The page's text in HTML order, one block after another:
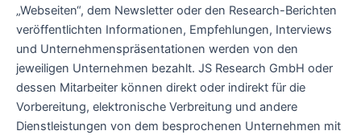
„Webseiten“, dem Newsletter oder den Research-Berichten
veröffentlichten Informationen, Empfehlungen, Interviews
und Unternehmenspräsentationen werden von den
jeweiligen Unternehmen bezahlt. JS Research GmbH oder
dessen Mitarbeiter können direkt oder indirekt für die
Vorbereitung, elektronische Verbreitung und andere
Dienstleistungen von dem besprochenen Unternehmen mit